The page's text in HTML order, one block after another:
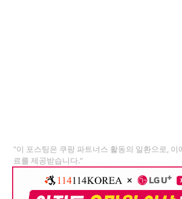
"이 포스팅은 쿠팡 파트너스 활동의 일환으로, 이
료를 제공받습니다."